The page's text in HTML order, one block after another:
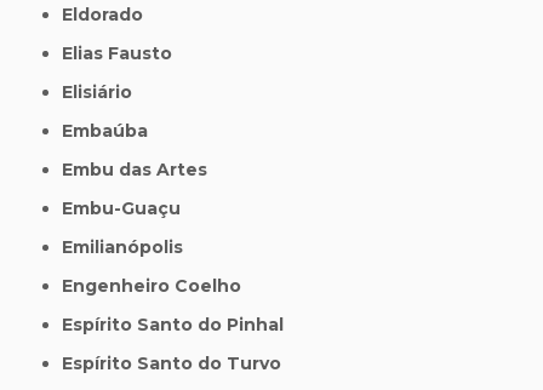
Eldorado
Elias Fausto
Elisiário
Embaúba
Embu das Artes
Embu-Guaçu
Emilianópolis
Engenheiro Coelho
Espírito Santo do Pinhal
Espírito Santo do Turvo